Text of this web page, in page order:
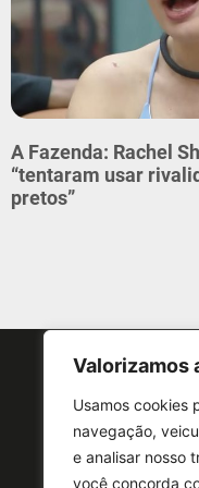
Valorizamos
Usamos cookies
navegação,
e analisar nosso
você concorda
A Fazenda: Rachel
“tentaram usar
pretos”